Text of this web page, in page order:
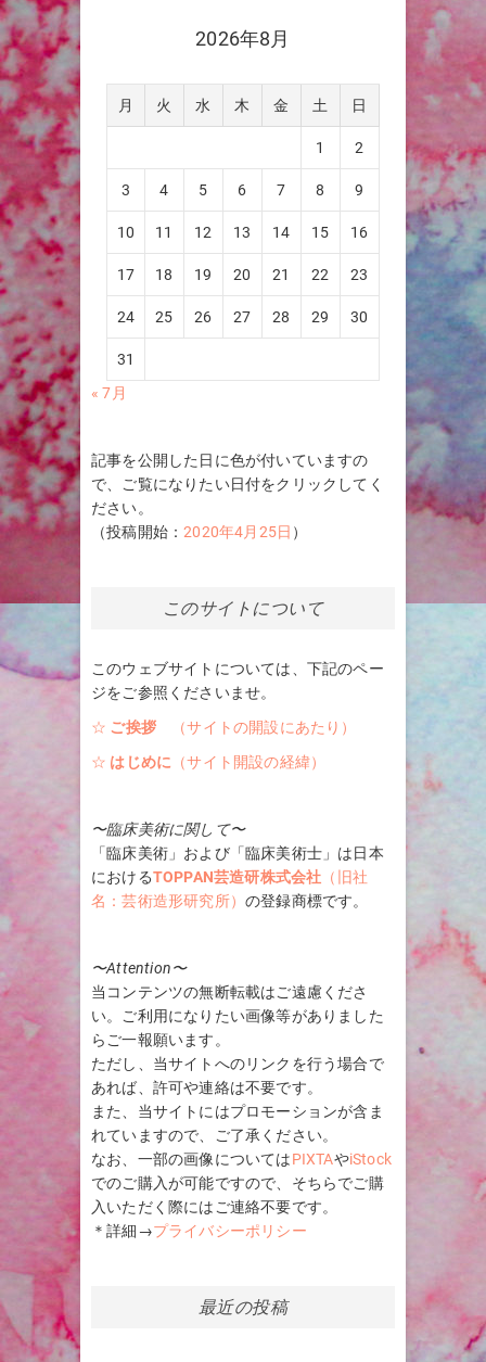
2026年8月
月 火 水 木 金 土 日
1 2
3 4 5 6 7 8 9
10 11 12 13 14 15 16
17 18 19 20 21 22 23
24 25 26 27 28 29 30
31
« 7月
記事を公開した日に色が付いていますの
で、ご覧になりたい日付をクリックしてく
ださい。
（投稿開始：2020年4月25日 ）
このサイトについて
このウェブサイトについては、下記のペー
ジをご参照くださいませ。
☆ ご挨拶
（サイトの開設にあたり）
☆ はじめに （サイト開設の経緯）
〜臨床美術に関して〜
「臨床美術」および「臨床美術士」は日本
におけるTOPPAN芸造研株式会社 （旧社
名：芸術造形研究所） の登録商標です。
〜Attention〜
当コンテンツの無断転載はご遠慮くださ
い。ご利用になりたい画像等がありました
らご一報願います。
ただし、当サイトへのリンクを行う場合で
あれば、許可や連絡は不要です。
また、当サイトにはプロモーションが含ま
れていますので、ご了承ください。
なお、一部の画像についてはPIXTAやiStock
でのご購入が可能ですので、そちらでご購
入いただく際にはご連絡不要です。
＊詳細→プライバシーポリシー
最近の投稿